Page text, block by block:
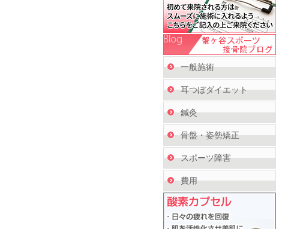
一般施術
耳つぼダイエット
鍼灸
骨盤・姿勢矯正
スポーツ障害
費用